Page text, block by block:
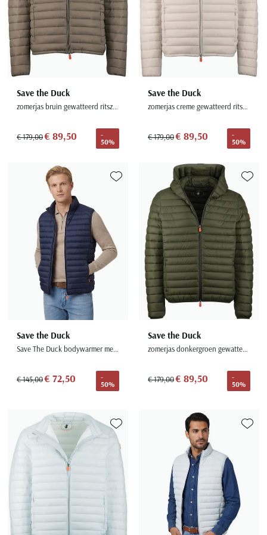
Save the Duck
zomerjas bruin gewatteerd ritszakken
€ 179,00€ 89,50
-
50%
Save the Duck
zomerjas creme gewatteerd ritszakken
€ 179,00€ 89,50
-
50%
Save the Duck
Save The Duck bodywarmer met rits donkerblauw gewatteerd
€ 145,00€ 72,50
-
50%
Toevoegen aan favorieten
Save the Duck
zomerjas donkergroen gewatteerd capuchon
€ 179,00€ 89,50
-
50%
Toevoegen aan favorieten